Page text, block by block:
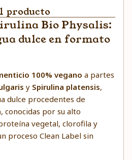
producto
Bio Physalis:
dulce en formato
100% vegano a partes
y Spirulina platensis,
dulce procedentes de
, conocidas por su alto
vegetal, clorofila y
proceso Clean Label sin